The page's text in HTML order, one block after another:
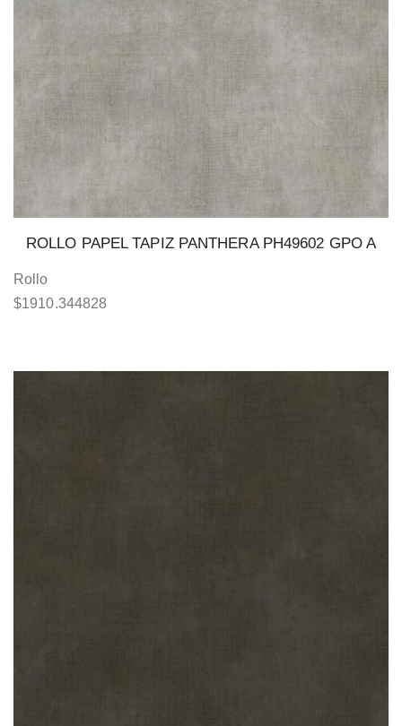
ROLLO PAPEL TAPIZ PANTHERA PH49602 GPO A
Rollo
$1910.344828